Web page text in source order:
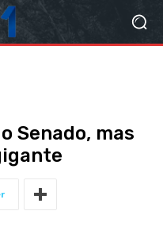
Senado, mas